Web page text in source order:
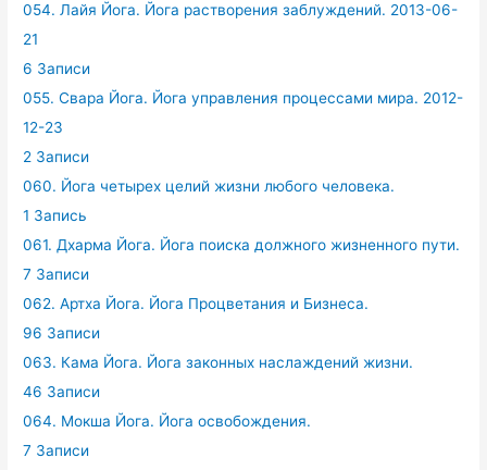
054. Лайя Йога. Йога растворения заблуждений. 2013-06-
21
6 Записи
055. Свара Йога. Йога управления процессами мира. 2012-
12-23
2 Записи
060. Йога четырех целий жизни любого человека.
1 Запись
061. Дхарма Йога. Йога поиска должного жизненного пути.
7 Записи
062. Артха Йога. Йога Процветания и Бизнеса.
96 Записи
063. Кама Йога. Йога законных наслаждений жизни.
46 Записи
064. Мокша Йога. Йога освобождения.
7 Записи